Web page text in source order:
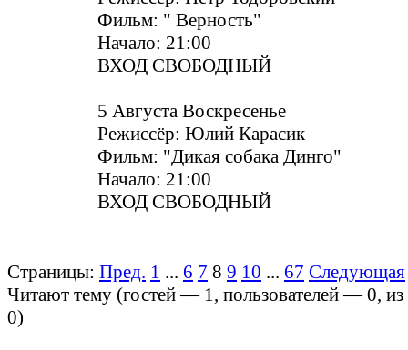
Фильм: " Верность"
Начало: 21:00
ВХОД СВОБОДНЫЙ
5 Августа Воскресенье
Режиссёр: Юлий Карасик
Фильм: "Дикая собака Динго"
Начало: 21:00
ВХОД СВОБОДНЫЙ
Страницы: Пред. 1 ... 6 7 8 9 10 ... 67 Следующая
Читают тему (гостей — 1, пользователей —0,
0)